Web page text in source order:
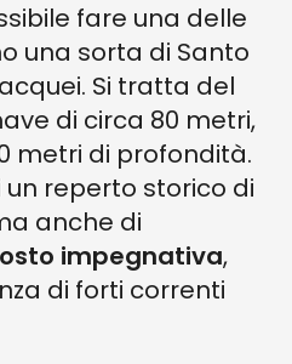
fare una delle
una sorta di Santo
Si tratta del
di circa 80 metri,
metri di profondità.
reperto storico di
anche di
impegnativa,
di forti correnti